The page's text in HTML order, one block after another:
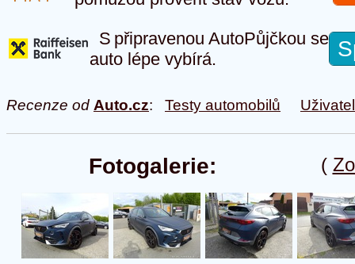
S připravenou AutoPůjčkou se
auto lépe vybírá.
Recenze od Auto.cz: Testy automobilů
(
Fotogalerie: